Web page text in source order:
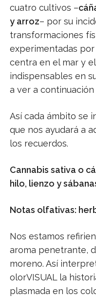
cuatro cultivos –
y arroz– por su
transformaciones
experimentadas por
centra en el mar y
indispensables en
a ver a
Así cada ámbito se
que nos ayudará a
los recuerdos.
Cannabis sativa o
hilo,
Notas olfativas:
Nos estamos
aroma penetrante,
moreno. Así
olorVISUAL la
plasmada en los